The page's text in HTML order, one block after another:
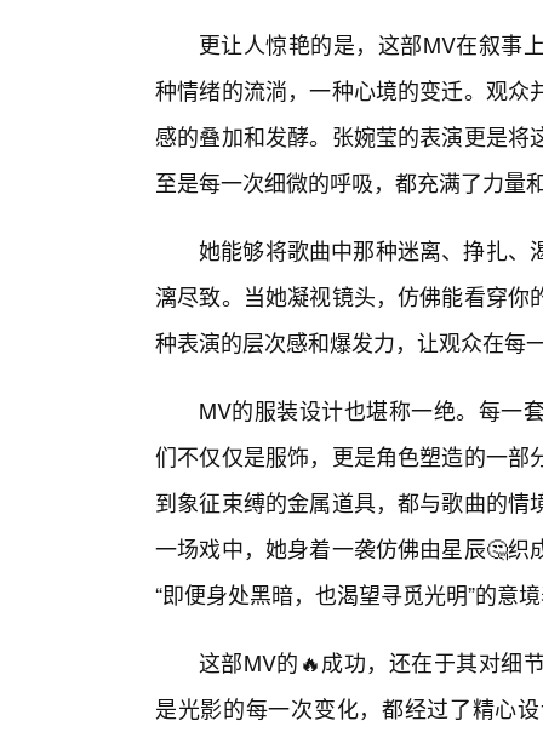
更让人惊艳的是，这部MV在叙事
种情绪的流淌，一种心境的变迁。观
感的叠加和发酵。张婉莹的表演更是
至是每一次细微的呼吸，都充满了力量
她能够将歌曲中那种迷离、挣扎、
漓尽致。当她凝视镜头，仿佛能看穿
种表演的层次感和爆发力，让观众在每
MV的服装设计也堪称一绝。每一
们不仅仅是服饰，更是角色塑造的一
到象征束缚的金属道具，都与歌曲的
一场戏中，她身着一袭仿佛由星辰🤔
“即便身处黑暗，也渴望寻觅光明”的意
这部MV的🔥成功，还在于其对细
是光影的每一次变化，都经过了精心